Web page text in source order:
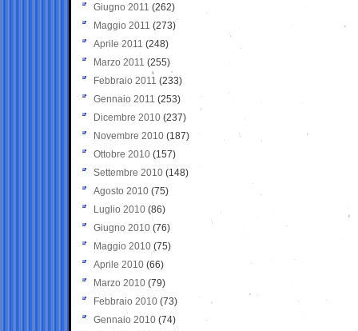
Giugno 2011 (262)
Maggio 2011 (273)
Aprile 2011 (248)
Marzo 2011 (255)
Febbraio 2011 (233)
Gennaio 2011 (253)
Dicembre 2010 (237)
Novembre 2010 (187)
Ottobre 2010 (157)
Settembre 2010 (148)
Agosto 2010 (75)
Luglio 2010 (86)
Giugno 2010 (76)
Maggio 2010 (75)
Aprile 2010 (66)
Marzo 2010 (79)
Febbraio 2010 (73)
Gennaio 2010 (74)